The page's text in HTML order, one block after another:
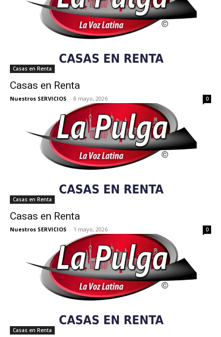
Casas en Renta
Casas en Renta
Nuestros SERVICIOS - 8 mayo, 2026 0
Casas en Renta
Casas en Renta
Nuestros SERVICIOS - 1 mayo, 2026 0
Casas en Renta